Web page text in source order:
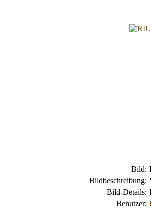
Bild:
Bildbeschreibung:
Bild-Details:
Benutzer: